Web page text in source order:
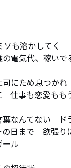
も溶かしてく
電気代、稼いで
にため息つかれ
仕事も恋愛もも
なんてない　
日まで　欲張
ル